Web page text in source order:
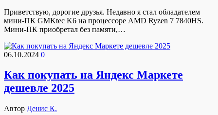
Приветствую, дорогие друзья. Недавно я стал обладателем
мини-ПК GMKtec K6 на процессоре AMD Ryzen 7 7840HS.
Мини-ПК приобретал без памяти,…
06.10.2024 0
Как покупать на Яндекс Маркете
дешевле 2025
Автор Денис К.